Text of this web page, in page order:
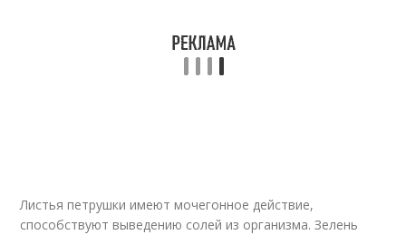
Листья петрушки имеют мочегонное действие,
способствуют выведению солей из организма. Зелень